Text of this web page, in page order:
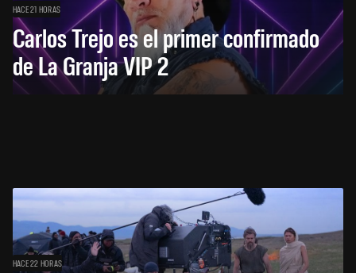
HACE 21 HORAS
Carlos Trejo es el primer confirmado
de La Granja VIP 2
HACE 22 HORAS